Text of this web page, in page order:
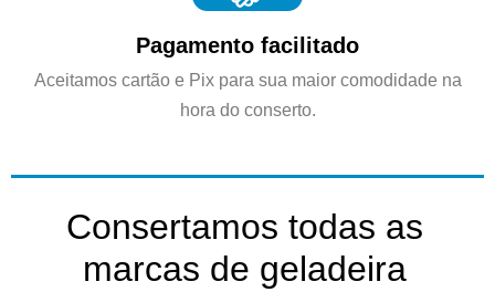
Pagamento facilitado
Aceitamos cartão e Pix para sua maior comodidade na
hora do conserto.
Consertamos todas as
marcas de geladeira